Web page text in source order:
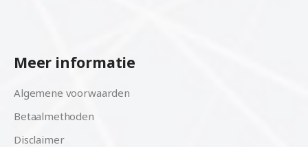
Meer informatie
Algemene voorwaarden
Betaalmethoden
Disclaimer